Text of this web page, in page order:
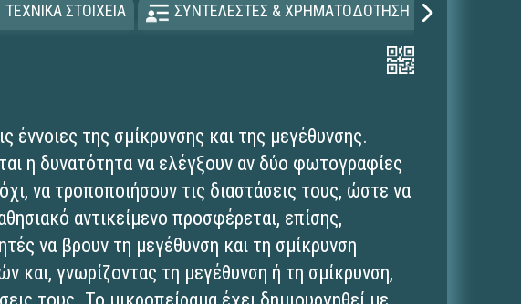
ΤΕΧΝΙΚΑ ΣΤΟΙΧΕΙΑ ΣΥΝΤΕΛΕΣΤΕΣ & ΧΡΗΜΑΤΟΔΟΤΗΣΗ
έννοιες της σμίκρυνσης και της μεγέθυνσης.
η δυνατότητα να ελέγξουν αν δύο φωτογραφίες
όχι, να τροποποιήσουν τις διαστάσεις τους, ώστε να
αντικείμενο προσφέρεται, επίσης,
να βρουν τη μεγέθυνση και τη σμίκρυνση
και, γνωρίζοντας τη μεγέθυνση ή τη σμίκρυνση,